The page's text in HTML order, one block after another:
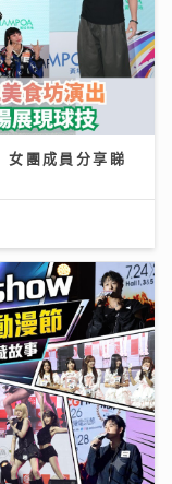
女團成員分享睇
媒體 「Z 世代咪
眾歌手傾力獻唱